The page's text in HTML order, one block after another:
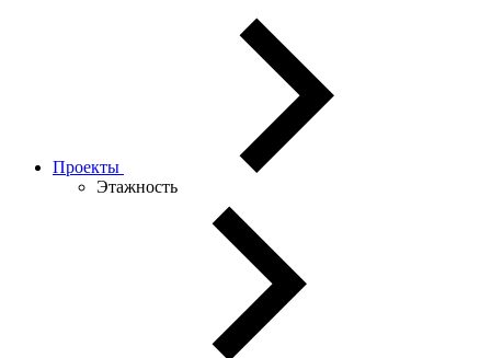
Проекты
Этажность